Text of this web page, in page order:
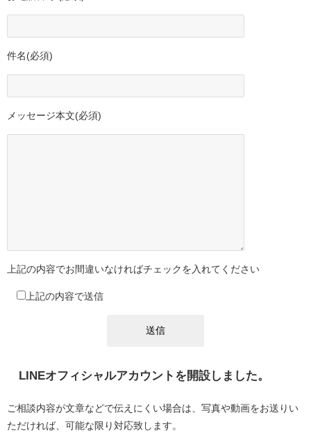
件名(必須)
メッセージ本文(必須)
上記の内容でお間違いなければチェックを入れてください
上記の内容で送信
LINEオフィシャルアカウントを開設しました。
ご相談内容が文章などで伝えにくい場合は、写真や動画をお送りい
ただければ、可能な限り対応致します。